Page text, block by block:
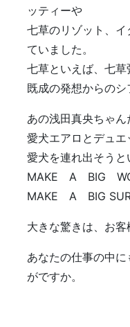
ッティーや
七草のリゾット、
ていました。
七草といえば、七草
既成の発想からのシ
あの浅田真央ちゃん
愛犬エアロとデュエ
愛犬を連れ出そうと
MAKE A BIG
MAKE A BIG
大きな驚きは、お客
あなたの仕事の中に
がですか。